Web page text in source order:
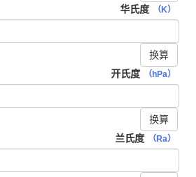
华氏度
（K）
换算
开氏度
（hPa）
换算
兰氏度
（Ra）